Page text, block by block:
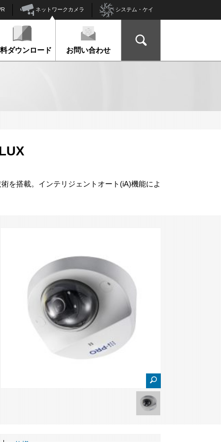
ネットワークカメラ システム・ケイ
ダウンロード お問い合わせ
を搭載。インテリジェントオート(iA)機能によ